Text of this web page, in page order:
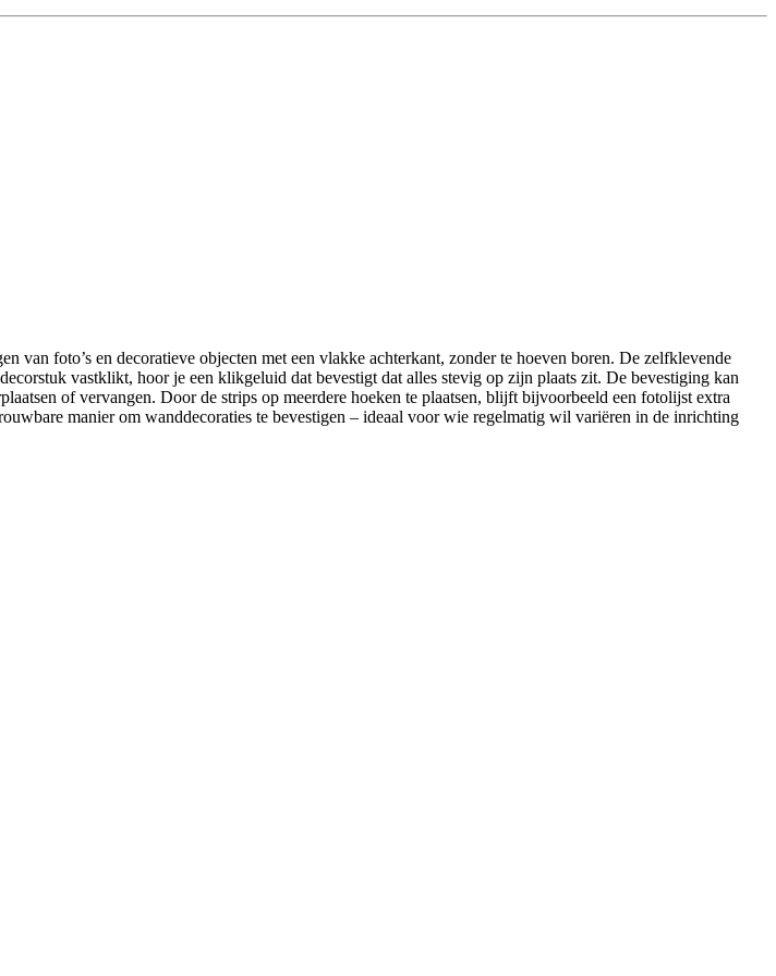
foto’s en decoratieve objecten met een vlakke achterkant, zonder te hoeven boren. De zelfklevende
vastklikt, hoor je een klikgeluid dat bevestigt dat alles stevig op zijn plaats zit. De bevestiging kan
of vervangen. Door de strips op meerdere hoeken te plaatsen, blijft bijvoorbeeld een fotolijst extra
manier om wanddecoraties te bevestigen – ideaal voor wie regelmatig wil variëren in de inrichting